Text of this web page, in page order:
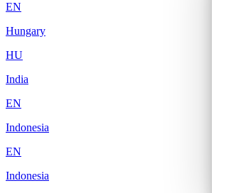
EN
Hungary
HU
India
EN
Indonesia
EN
Indonesia